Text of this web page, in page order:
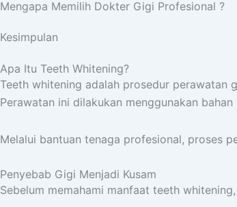
Mengapa Memilih Dokter Gigi Profesional ?
Kesimpulan
Apa Itu Teeth Whitening?
Teeth whitening adalah prosedur perawatan
Perawatan ini dilakukan menggunakan
Melalui bantuan tenaga profesional, proses
Penyebab Gigi Menjadi Kusam
Sebelum memahami manfaat teeth